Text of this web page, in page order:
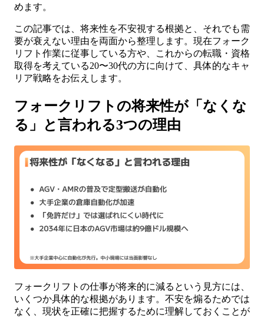
めます。
この記事では、将来性を不安視する根拠と、それでも需
要が衰えない理由を両面から整理します。現在フォーク
リフト作業に従事している方や、これからの転職・資格
取得を考えている20〜30代の方に向けて、具体的なキャ
リア戦略をお伝えします。
フォークリフトの将来性が「なくな
る」と言われる3つの理由
フォークリフトの仕事が将来的に減るという見方には、
いくつか具体的な根拠があります。不安を煽るためでは
なく、現状を正確に把握するために理解しておくことが